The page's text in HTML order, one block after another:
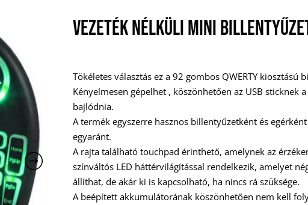
Vezeték Nélküli Mini
Tökéletes választás ez a 92 gombos QWERTY kiosztású
Kényelmesen gépelhet , köszönhetően az USB sticknek
bajlódnia.
A termék egyszerre hasznos billentyűzetként és
egyaránt.
A rajta található touchpad érinthető, amelynek az
színváltós LED háttérvilágítással rendelkezik, amelyet
állíthat, de akár ki is kapcsolható, ha nincs rá szüksége.
A beépített akkumulátorának köszönhetően nem kell